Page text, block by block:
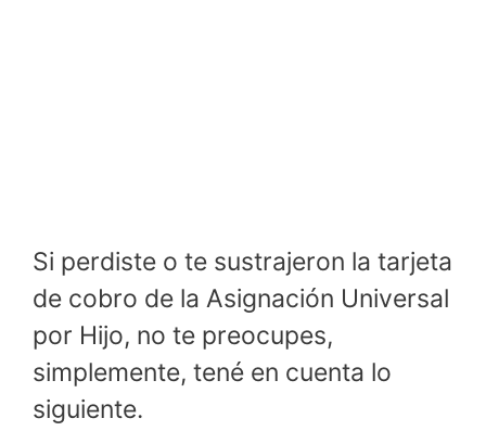
Si perdiste o te sustrajeron la tarjeta
de cobro de la Asignación Universal
por Hijo, no te preocupes,
simplemente, tené en cuenta lo
siguiente.